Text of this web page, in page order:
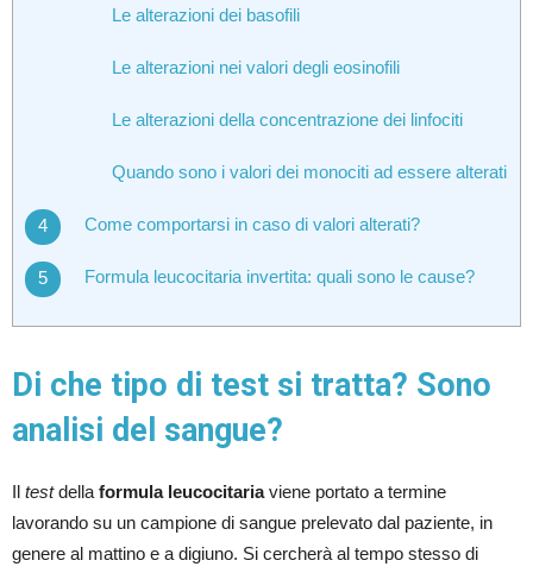
Le alterazioni dei basofili
Le alterazioni nei valori degli eosinofili
Le alterazioni della concentrazione dei linfociti
Quando sono i valori dei monociti ad essere alterati
Come comportarsi in caso di valori alterati?
Formula leucocitaria invertita: quali sono le cause?
Di che tipo di test si tratta? Sono
analisi del sangue?
Il testdella formula leucocitariaviene portato a termine
lavorando su un campione di sangue prelevato dal paziente, in
genere al mattino e a digiuno. Si cercherà al tempo stesso di